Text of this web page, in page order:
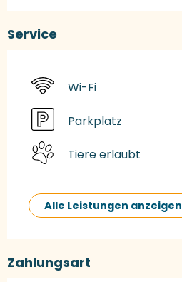
Service
Wi-Fi
Parkplatz
Tiere erlaubt
Alle Leistungen anzeigen
Zahlungsart